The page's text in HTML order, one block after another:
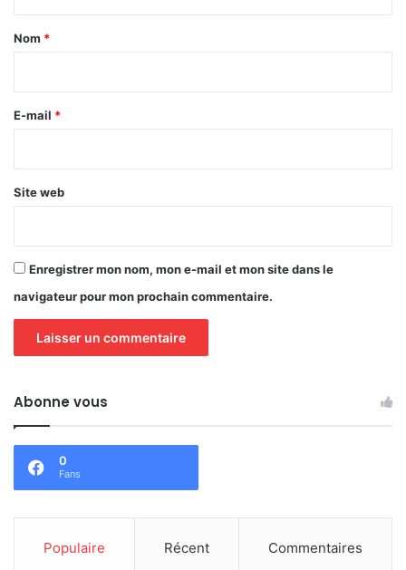
a
e
Nom *
E-mail *
Site web
Enregistrer mon nom, mon e-mail et mon site dans le
navigateur pour mon prochain commentaire.
Abonne vous
0
Fans
Populaire Récent Commentaires